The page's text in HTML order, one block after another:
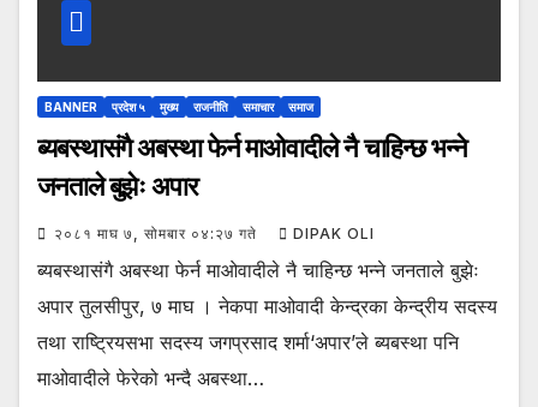
BANNER प्रदेश ५ मुख्य राजनीति समाचार समाज
ब्यबस्थासंगै अबस्था फेर्न माओवादीले नै चाहिन्छ भन्ने
जनताले बुझेः अपार
२०८१ माघ ७, सोमबार ०४:२७ गते DIPAK OLI
ब्यबस्थासंगै अबस्था फेर्न माओवादीले नै चाहिन्छ भन्ने जनताले बुझेः
अपार तुलसीपुर, ७ माघ । नेकपा माओवादी केन्द्रका केन्द्रीय सदस्य
तथा राष्ट्रियसभा सदस्य जगप्रसाद शर्मा‘अपार’ले ब्यबस्था पनि
माओवादीले फेरेको भन्दै अबस्था…